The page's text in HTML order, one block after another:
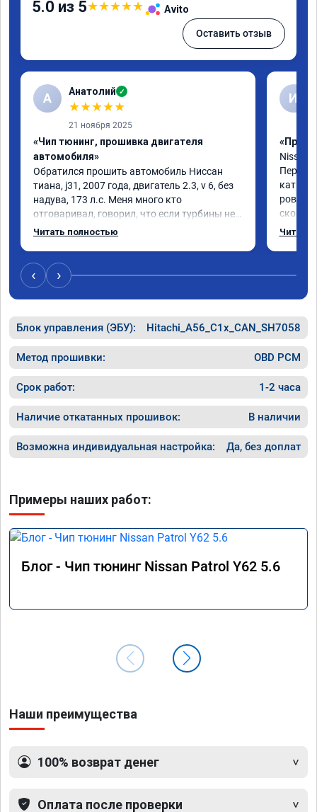
5.0 из 5★★★★★ Avito
Оставить отзыв
А Анатолий ✓
★★★★★
21 ноября 2025
«Чип тюнинг, прошивка двигателя
автомобиля»
Обратился прошить автомобиль Ниссан
тиана, j31, 2007 года, двигатель 2.3, v 6, без
надува, 173 л.с. Меня много кто
отговаривал, говорил, что если турбины нет,
то прошивка будет не заметна и смысла
этому рад, так как автомобиль стал живым,
раскручивать двигатель больше не надо,
реакция на нажатие газа стала
езда. Автомобиль стал приятный для
уверенной езды и уверенного старта с
места. РЕКОМЕНДУЮ!!!
Читать полностью
И
Nissan
катки
Читать
‹ ›
Блок управления (ЭБУ): Hitachi_A56_C1x_CAN_SH7058
Метод прошивки: OBD PCM
Срок работ: 1-2 часа
Наличие откатанных прошивок: В наличии
Возможна индивидуальная настройка: Да, без доплат
Примеры наших работ:
Блог - Чип тюнинг Nissan Patrol Y62 5.6
Наши преимущества
100% возврат денег
Оплата после проверки